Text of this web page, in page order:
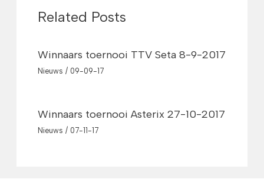
Related Posts
Winnaars toernooi TTV Seta 8-9-2017
Nieuws / 09-09-17
Winnaars toernooi Asterix 27-10-2017
Nieuws / 07-11-17